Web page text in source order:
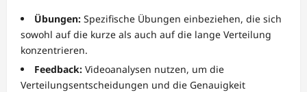
Übungen: Spezifische Übungen einbeziehen, die sich
sowohl auf die kurze als auch auf die lange Verteilung
konzentrieren.
Feedback: Videoanalysen nutzen, um die
Verteilungsentscheidungen und die Genauigkeit